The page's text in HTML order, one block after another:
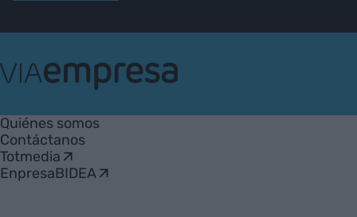
Empresa
Quiénes somos
Contáctanos
Totmedia
EnpresaBIDEA